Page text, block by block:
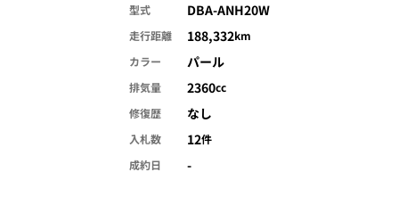
型式 DBA-ANH20W
走行距離 188,332km
カラー
パール
排気量 2360cc
修復歴
なし
入札数 12件
成約日
-